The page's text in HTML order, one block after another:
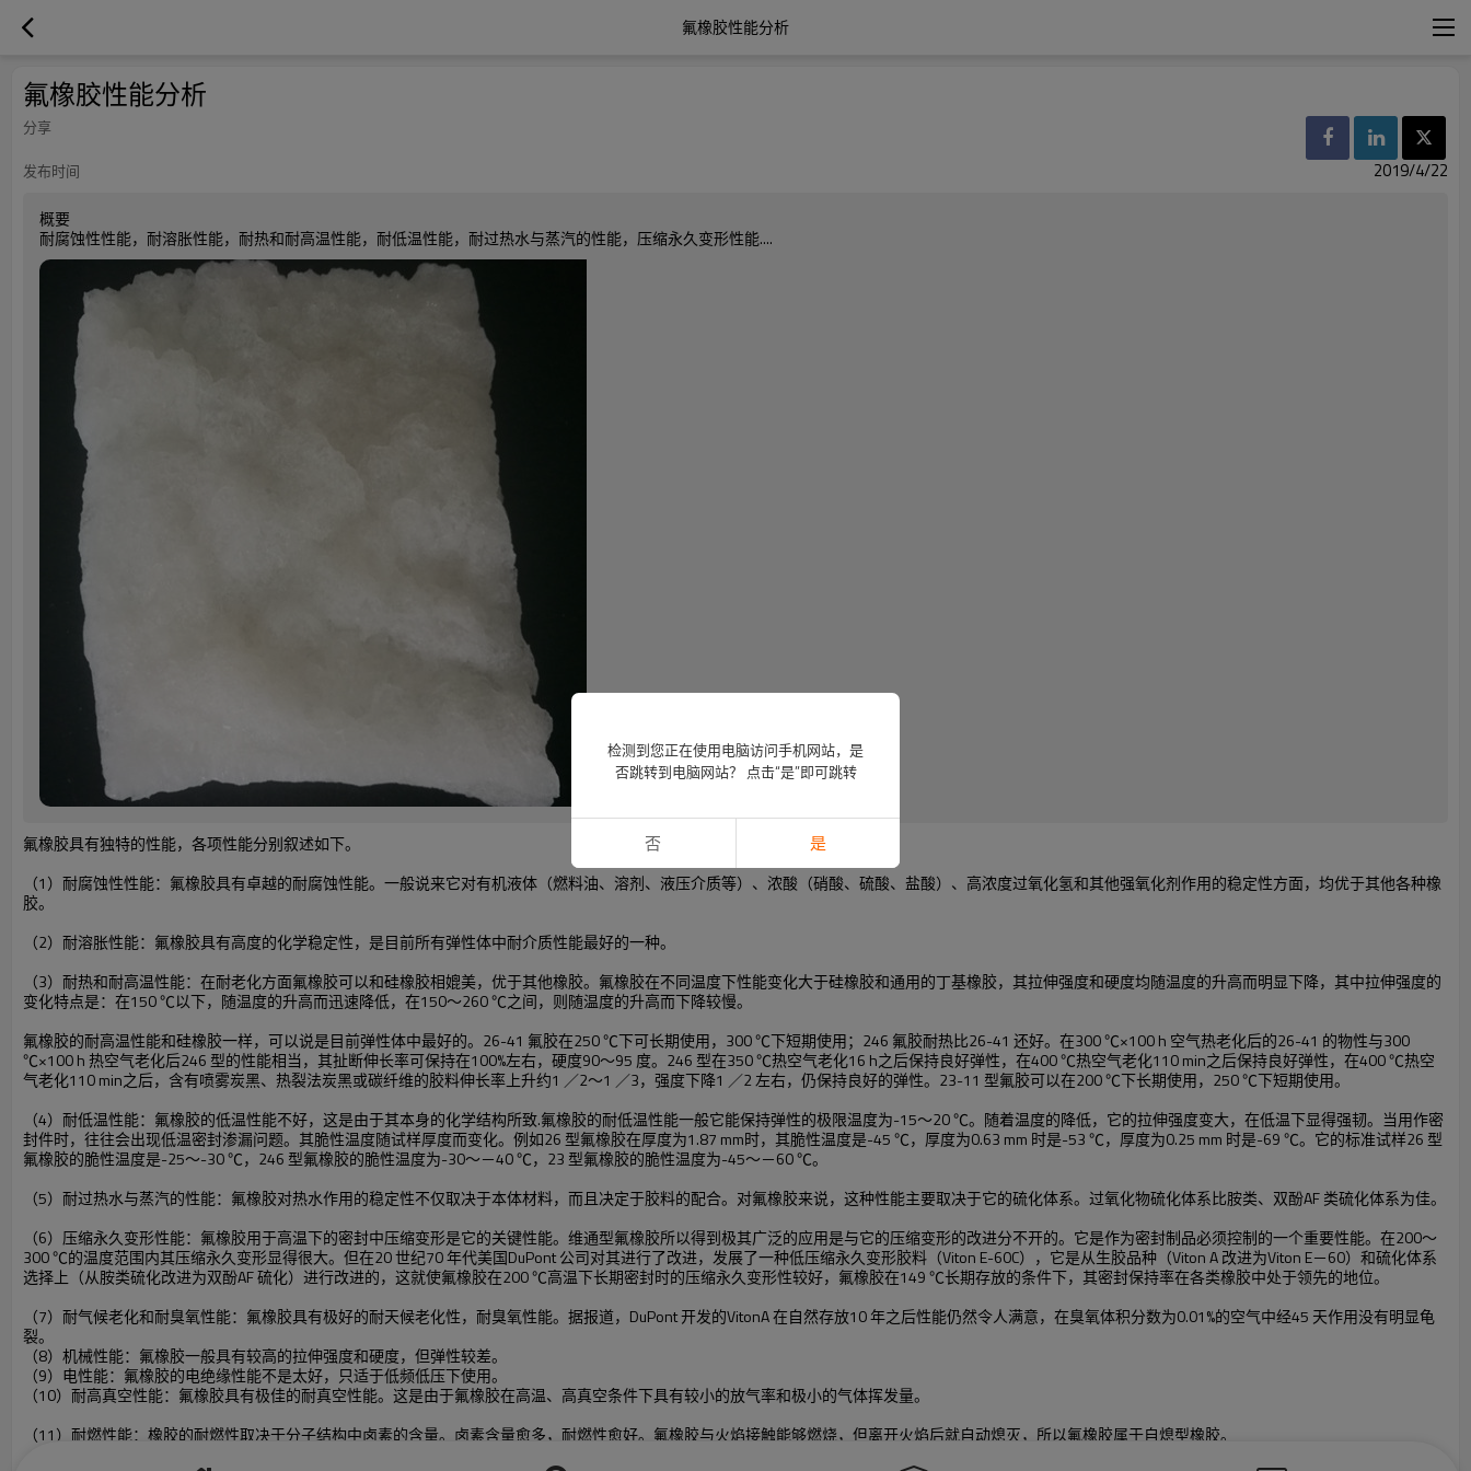
氟橡胶性能分析
氟橡胶性能分析
分享
发布时间
2019/4/22
概要
耐腐蚀性性能，耐溶胀性能，耐热和耐高温性能，耐低温性能，耐过热水与蒸汽的性能，压缩永久变形性能....
氟橡胶具有独特的性能，各项性能分别叙述如下。
（1）耐腐蚀性性能：氟橡胶具有卓越的耐腐蚀性能。一般说来它对有机液体（燃料油、溶剂、液压介质等）、浓酸（硝酸、硫酸、盐酸）、高浓度过氧化氢和其他强氧化剂作用的稳定性方面，均优于其他各种橡
胶。
（2）耐溶胀性能：氟橡胶具有高度的化学稳定性，是目前所有弹性体中耐介质性能最好的一种。
（3）耐热和耐高温性能：在耐老化方面氟橡胶可以和硅橡胶相媲美，优于其他橡胶。氟橡胶在不同温度下性能变化大于硅橡胶和通用的丁基橡胶，其拉伸强度和硬度均随温度的升高而明显下降，其中拉伸强度的
变化特点是：在150 ℃以下，随温度的升高而迅速降低，在150～260 ℃之间，则随温度的升高而下降较慢。
氟橡胶的耐高温性能和硅橡胶一样，可以说是目前弹性体中最好的。26-41 氟胶在250 ℃下可长期使用，300 ℃下短期使用；246 氟胶耐热比26-41 还好。在300 ℃×100 h 空气热老化后的26-41 的物性与300
℃×100 h 热空气老化后246 型的性能相当，其扯断伸长率可保持在100%左右，硬度90～95 度。246 型在350 ℃热空气老化16 h之后保持良好弹性，在400 ℃热空气老化110 min之后保持良好弹性，在400 ℃热空
气老化110 min之后，含有喷雾炭黑、热裂法炭黑或碳纤维的胶料伸长率上升约1 ／2～1 ／3，强度下降1 ／2 左右，仍保持良好的弹性。23-11 型氟胶可以在200 ℃下长期使用，250 ℃下短期使用。
（4）耐低温性能：氟橡胶的低温性能不好，这是由于其本身的化学结构所致.氟橡胶的耐低温性能一般它能保持弹性的极限温度为-15～20 ℃。随着温度的降低，它的拉伸强度变大，在低温下显得强韧。当用作密
封件时，往往会出现低温密封渗漏问题。其脆性温度随试样厚度而变化。例如26 型氟橡胶在厚度为1.87 mm时，其脆性温度是-45 ℃，厚度为0.63 mm 时是-53 ℃，厚度为0.25 mm 时是-69 ℃。它的标准试样26 型
氟橡胶的脆性温度是-25～-30 ℃，246 型氟橡胶的脆性温度为-30～－40 ℃，23 型氟橡胶的脆性温度为-45～－60 ℃。
（5）耐过热水与蒸汽的性能：氟橡胶对热水作用的稳定性不仅取决于本体材料，而且决定于胶料的配合。对氟橡胶来说，这种性能主要取决于它的硫化体系。过氧化物硫化体系比胺类、双酚AF 类硫化体系为佳。
（6）压缩永久变形性能：氟橡胶用于高温下的密封中压缩变形是它的关键性能。维通型氟橡胶所以得到极其广泛的应用是与它的压缩变形的改进分不开的。它是作为密封制品必须控制的一个重要性能。在200～
300 ℃的温度范围内其压缩永久变形显得很大。但在20 世纪70 年代美国DuPont 公司对其进行了改进，发展了一种低压缩永久变形胶料（Viton E-60C），它是从生胶品种（Viton A 改进为Viton E－60）和硫化体系
选择上（从胺类硫化改进为双酚AF 硫化）进行改进的，这就使氟橡胶在200 ℃高温下长期密封时的压缩永久变形性较好，氟橡胶在149 ℃长期存放的条件下，其密封保持率在各类橡胶中处于领先的地位。
（7）耐气候老化和耐臭氧性能：氟橡胶具有极好的耐天候老化性，耐臭氧性能。据报道，DuPont 开发的VitonA 在自然存放10 年之后性能仍然令人满意，在臭氧体积分数为0.01%的空气中经45 天作用没有明显龟
裂。
（8）机械性能：氟橡胶一般具有较高的拉伸强度和硬度，但弹性较差。
（9）电性能：氟橡胶的电绝缘性能不是太好，只适于低频低压下使用。
（10）耐高真空性能：氟橡胶具有极佳的耐真空性能。这是由于氟橡胶在高温、高真空条件下具有较小的放气率和极小的气体挥发量。
（11）耐燃性能：橡胶的耐燃性取决于分子结构中卤素的含量。卤素含量愈多，耐燃性愈好。氟橡胶与火焰接触能够燃烧，但离开火焰后就自动熄灭，所以氟橡胶属于自熄型橡胶。
检测到您正在使用电脑访问手机网站，是
否跳转到电脑网站？ 点击“是”即可跳转
否 是